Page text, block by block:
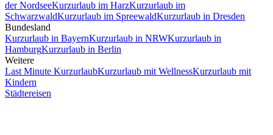
der NordseeKurzurlaub im HarzKurzurlaub im
SchwarzwaldKurzurlaub im SpreewaldKurzurlaub in Dresden
Bundesland
Kurzurlaub in BayernKurzurlaub in NRWKurzurlaub in
HamburgKurzurlaub in Berlin
Weitere
Last Minute KurzurlaubKurzurlaub mit WellnessKurzurlaub mit
Kindern
Städtereisen